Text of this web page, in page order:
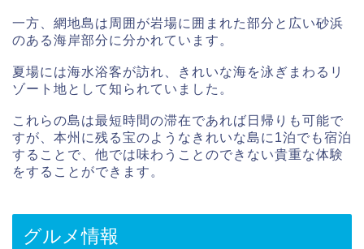
一方、網地島は周囲が岩場に囲まれた部分と広い砂浜
のある海岸部分に分かれています。
夏場には海水浴客が訪れ、きれいな海を泳ぎまわるリ
ゾート地として知られていました。
これらの島は最短時間の滞在であれば日帰りも可能で
すが、本州に残る宝のようなきれいな島に1泊でも宿泊
することで、他では味わうことのできない貴重な体験
をすることができます。
グルメ情報